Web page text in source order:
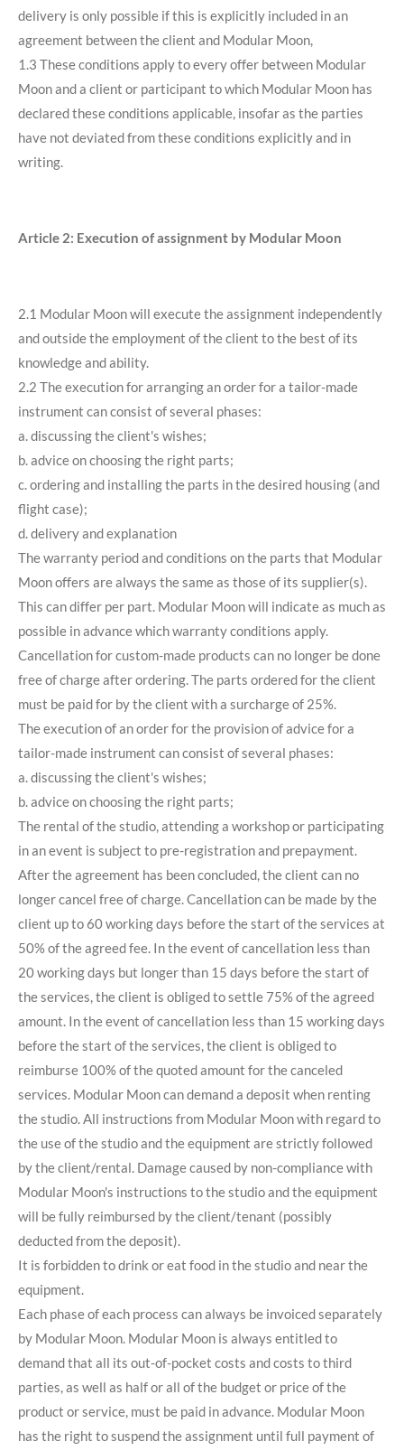
delivery is only possible if this is explicitly included in an
agreement between the client and Modular Moon,
1.3 These conditions apply to every offer between Modular
Moon and a client or participant to which Modular Moon has
declared these conditions applicable, insofar as the parties
have not deviated from these conditions explicitly and in
writing.
Article 2: Execution of assignment by Modular Moon
2.1 Modular Moon will execute the assignment independently
and outside the employment of the client to the best of its
knowledge and ability.
2.2 The execution for arranging an order for a tailor-made
instrument can consist of several phases:
a. discussing the client's wishes;
b. advice on choosing the right parts;
c. ordering and installing the parts in the desired housing (and
flight case);
d. delivery and explanation
The warranty period and conditions on the parts that Modular
Moon offers are always the same as those of its supplier(s).
This can differ per part. Modular Moon will indicate as much as
possible in advance which warranty conditions apply.
Cancellation for custom-made products can no longer be done
free of charge after ordering. The parts ordered for the client
must be paid for by the client with a surcharge of 25%.
The execution of an order for the provision of advice for a
tailor-made instrument can consist of several phases:
a. discussing the client's wishes;
b. advice on choosing the right parts;
The rental of the studio, attending a workshop or participating
in an event is subject to pre-registration and prepayment.
After the agreement has been concluded, the client can no
longer cancel free of charge. Cancellation can be made by the
client up to 60 working days before the start of the services at
50% of the agreed fee. In the event of cancellation less than
20 working days but longer than 15 days before the start of
the services, the client is obliged to settle 75% of the agreed
amount. In the event of cancellation less than 15 working days
before the start of the services, the client is obliged to
reimburse 100% of the quoted amount for the canceled
services. Modular Moon can demand a deposit when renting
the studio. All instructions from Modular Moon with regard to
the use of the studio and the equipment are strictly followed
by the client/rental. Damage caused by non-compliance with
Modular Moon's instructions to the studio and the equipment
will be fully reimbursed by the client/tenant (possibly
deducted from the deposit).
It is forbidden to drink or eat food in the studio and near the
equipment.
Each phase of each process can always be invoiced separately
by Modular Moon. Modular Moon is always entitled to
demand that all its out-of-pocket costs and costs to third
parties, as well as half or all of the budget or price of the
product or service, must be paid in advance. Modular Moon
has the right to suspend the assignment until full payment of